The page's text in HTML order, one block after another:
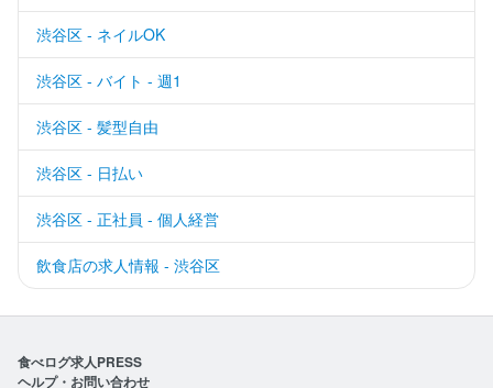
渋谷区 - ネイルOK
渋谷区 - バイト - 週1
渋谷区 - 髪型自由
渋谷区 - 日払い
渋谷区 - 正社員 - 個人経営
飲食店の求人情報 - 渋谷区
食べログ求人PRESS
ヘルプ・お問い合わせ